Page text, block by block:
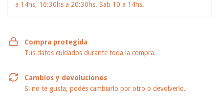
a 14hs, 16:30hs a 20:30hs. Sab 10 a 14hs.
Compra protegida
Tus datos cuidados durante toda la compra.
Cambios y devoluciones
Si no te gusta, podés cambiarlo por otro o devolverlo.